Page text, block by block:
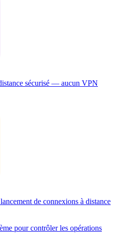
sécurisé — aucun VPN
de connexions à distance
pour contrôler les opérations